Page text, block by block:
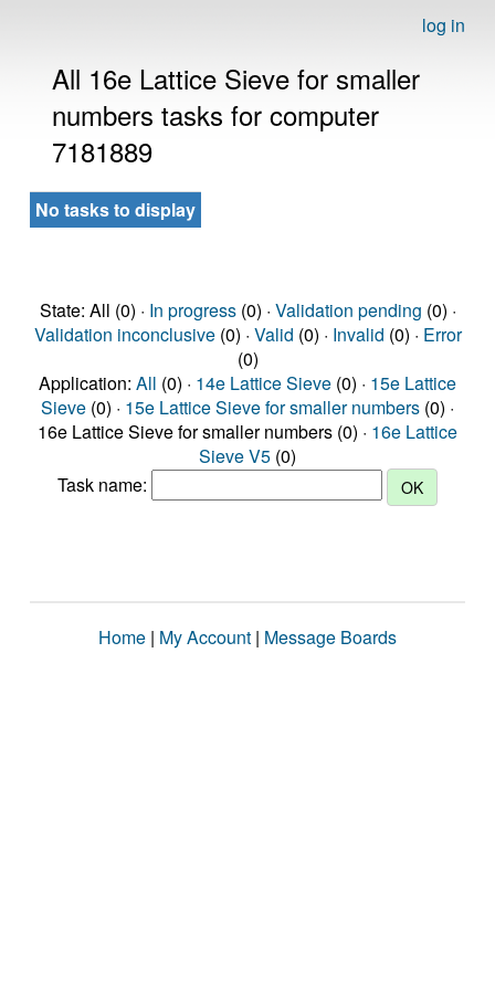
log in
All 16e Lattice Sieve for smaller
numbers tasks for computer
7181889
No tasks to display
State: All (0) · In progress(0) · Validation pending (0) ·
Validation inconclusive(0) · Valid (0) · Invalid (0) · Error
(0)
Application: All (0) · 14e Lattice Sieve (0) · 15e Lattice
Sieve (0) · 15e Lattice Sieve for smaller numbers (0) ·
16e Lattice Sieve for smaller numbers (0) · 16e Lattice
Sieve V5 (0)
Task name:
Home | My Account | Message Boards